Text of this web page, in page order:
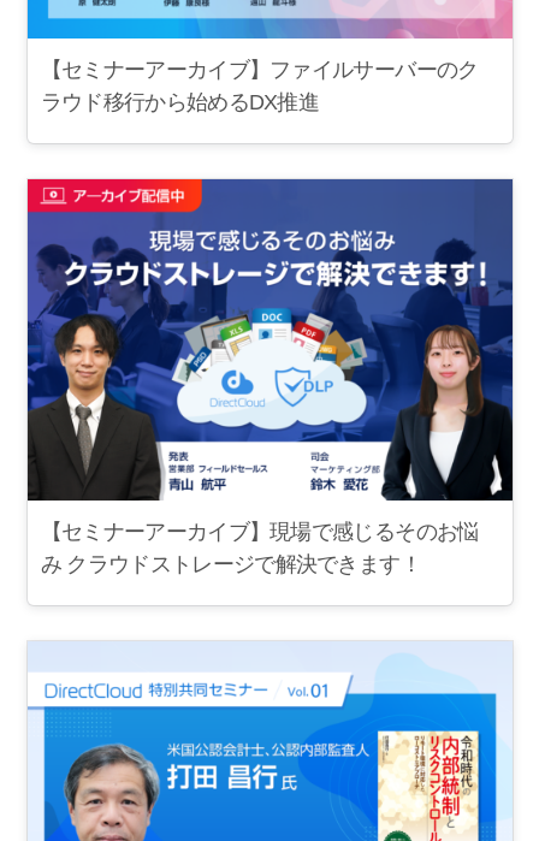
【セミナーアーカイブ】ファイルサーバーのク
ラウド移行から始めるDX推進
【セミナーアーカイブ】現場で感じるそのお悩
み クラウドストレージで解決できます！